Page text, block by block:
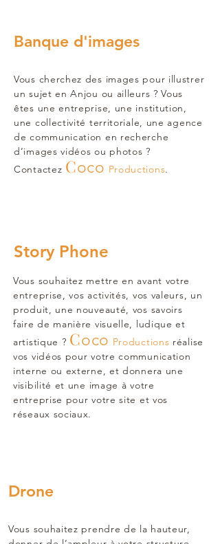
Vous cherchez des images pour illustrer
un sujet en Anjou ou ailleurs ? Vous
êtes une entreprise, une institution,
une collectivité territoriale, une agence
de communication en recherche
d’images vidéos ou photos ?
Contactez Coco Productions.
Banque d'images
Story Phone
Vous souhaitez mettre en avant votre
entreprise, vos activités, vos valeurs, un
produit, une nouveauté, vos savoirs
faire de manière visuelle, ludique et
artistique ? Coco Productions réalise
vos vidéos pour votre communication
interne ou externe, et donnera une
visibilité et une image à votre
entreprise pour votre site et vos
réseaux sociaux.
Drone
Vous souhaitez prendre de la hauteur,